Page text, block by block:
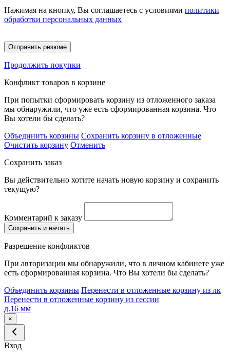
Нажимая на кнопку, Вы соглашаетесь с условиями политики
обработки персональных данных
Отправить резюме
Продолжить покупки
Конфликт товаров в корзине
При попытки сформировать корзину из отложенного заказа
мы обнаружили, что уже есть сформированная корзина. Что
Вы хотели бы сделать?
Объединить корзины Сохранить корзину в отложенные
Очистить корзину Отменить
Сохранить заказ
Вы действительно хотите начать новую корзину и сохранить
текущую?
Комментарий к заказу
Сохранить и начать
Разрешение конфликтов
При авторизации мы обнаружили, что в личном кабинете уже
есть сформированная корзина. Что Вы хотели бы сделать?
Объединить корзины Перенести в отложенные корзину из лк
Перенести в отложенные корзину из сессии
д.16 мм
×
Вход